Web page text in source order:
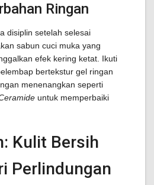
Ringan
disiplin setelah selesai
sabun cuci muka yang
efek kering ketat. Ikuti
bertekstur gel ringan
menenangkan seperti
untuk memperbaiki
Kulit Bersih
Perlindungan